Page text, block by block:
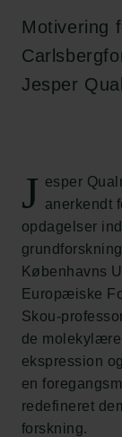
Motivering
Jesper
J
esper
anerkendt
opdagelser
Københavns
Europæiske
Skou-
de molekylære
ekspression
en
redefineret
forskning.